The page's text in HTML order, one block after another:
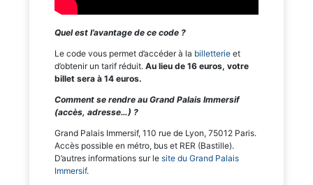
Quel est l’avantage de ce code ?
Le code vous permet d’accéder à la billetterie et
d’obtenir un tarif réduit. Au lieu de 16 euros, votre
billet sera à 14 euros.
Comment se rendre au Grand Palais Immersif
(accès, adresse…) ?
Grand Palais Immersif, 110 rue de Lyon, 75012 Paris.
Accès possible en métro, bus et RER (Bastille).
D’autres informations sur le site du Grand Palais
Immersif.